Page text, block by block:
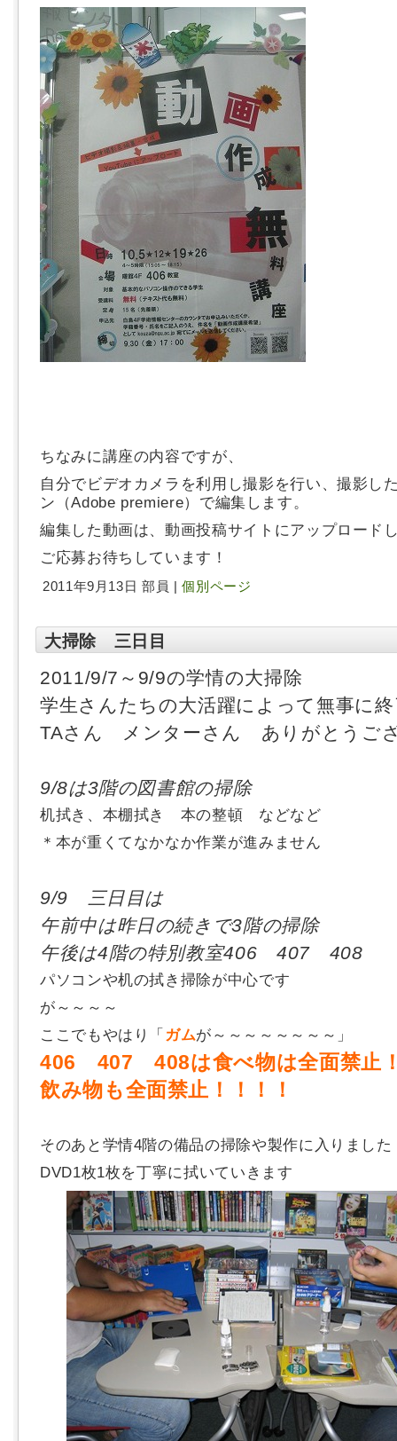
ちなみに講座の内容ですが、
自分でビデオカメラを利用し撮影を行い、撮影し
ン（Adobe premiere）で編集します。
編集した動画は、動画投稿サイトにアップロード
ご応募お待ちしています！
2011年9月13日 部員 |個別ページ
大掃除 三日目
2011/9/7～9/9の学情の大掃除
学生さんたちの大活躍によって無事に
TAさん メンターさん ありがとうご
9/8は3階の図書館の掃除
机拭き、本棚拭き 本の整頓 などなど
＊本が重くてなかなか作業が進みません
9/9 三日目は
午前中は昨日の続きで3階の掃除
午後は4階の特別教室406 407 408
パソコンや机の拭き掃除が中心です
が～～～～
ここでもやはり「 ガムが～～～～～～～～」
406 407 408は食べ物は全面禁止
飲み物も全面禁止！！！！
そのあと学情4階の備品の掃除や製作に入りました
DVD1枚1枚を丁寧に拭いていきます